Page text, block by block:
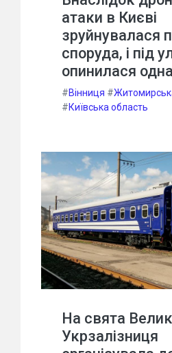
атаки в Києві
зруйнувалася
споруда, і під
опинилася
#Вінниця #
#Київська область
На свята
Укрзалізниця